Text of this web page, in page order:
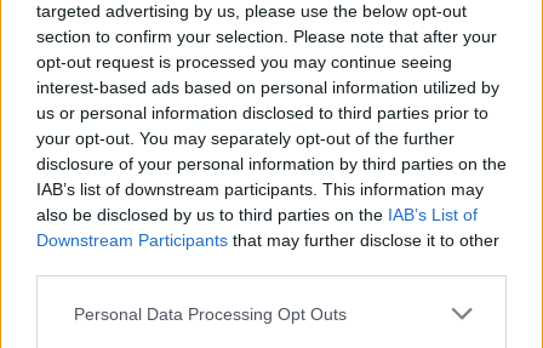
targeted advertising by us, please use the below opt-out
section to confirm your selection. Please note that after your
opt-out request is processed you may continue seeing
interest-based ads based on personal information utilized by
us or personal information disclosed to third parties prior to
your opt-out. You may separately opt-out of the further
disclosure of your personal information by third parties on the
IAB’s list of downstream participants. This information may
also be disclosed by us to third parties on the IAB’s List of
Downstream Participants that may further disclose it to other
Personal Data Processing Opt Outs
τουρισμός άντεξε τις διεθνείς κρίσεις, αλλά